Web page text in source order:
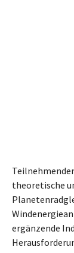
theoretische
ergänzende